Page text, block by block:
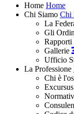
Home Home
Chi Siamo Chi
La
Gli
Rapporti
Gallerie
Ufficio
La Professione
Chi è